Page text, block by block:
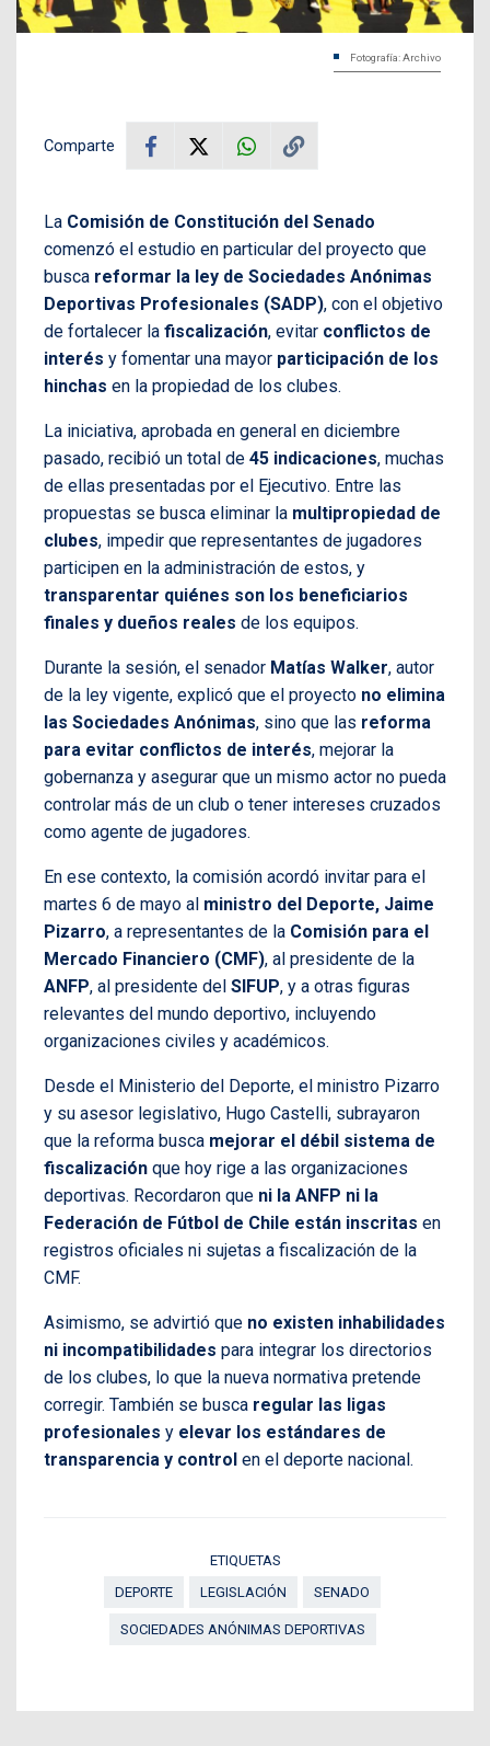
Fotografía: Archivo
Comparte
La Comisión de Constitución del Senado
comenzó el estudio en particular del proyecto que
busca reformar la ley de Sociedades Anónimas
Deportivas Profesionales (SADP), con el objetivo
de fortalecer la fiscalización, evitar conflictos de
interés y fomentar una mayor participación de los
hinchas en la propiedad de los clubes.
La iniciativa, aprobada en general en diciembre
pasado, recibió un total de 45 indicaciones, muchas
de ellas presentadas por el Ejecutivo. Entre las
propuestas se busca eliminar la multipropiedad de
clubes, impedir que representantes de jugadores
participen en la administración de estos, y
transparentar quiénes son los beneficiarios
finales y dueños reales de los equipos.
Durante la sesión, el senador Matías Walker, autor
de la ley vigente, explicó que el proyecto no elimina
las Sociedades Anónimas, sino que las reforma
para evitar conflictos de interés, mejorar la
gobernanza y asegurar que un mismo actor no pueda
controlar más de un club o tener intereses cruzados
como agente de jugadores.
En ese contexto, la comisión acordó invitar para el
martes 6 de mayo al ministro del Deporte, Jaime
Pizarro, a representantes de la Comisión para el
Mercado Financiero (CMF), al presidente de la
ANFP, al presidente del SIFUP, y a otras figuras
relevantes del mundo deportivo, incluyendo
organizaciones civiles y académicos.
Desde el Ministerio del Deporte, el ministro Pizarro
y su asesor legislativo, Hugo Castelli, subrayaron
que la reforma busca mejorar el débil sistema de
fiscalización que hoy rige a las organizaciones
deportivas. Recordaron que ni la ANFP ni la
Federación de Fútbol de Chile están inscritas en
registros oficiales ni sujetas a fiscalización de la
CMF.
Asimismo, se advirtió que no existen inhabilidades
ni incompatibilidades para integrar los directorios
de los clubes, lo que la nueva normativa pretende
corregir. También se busca regular las ligas
profesionales y elevar los estándares de
transparencia y control en el deporte nacional.
ETIQUETAS
DEPORTE
LEGISLACIÓN SENADO
SOCIEDADES ANÓNIMAS DEPORTIVAS